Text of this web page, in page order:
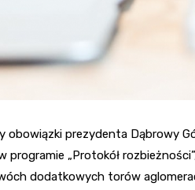
obowiązki prezydenta Dąbrowy
programie „Protokół
dodatkowych torów